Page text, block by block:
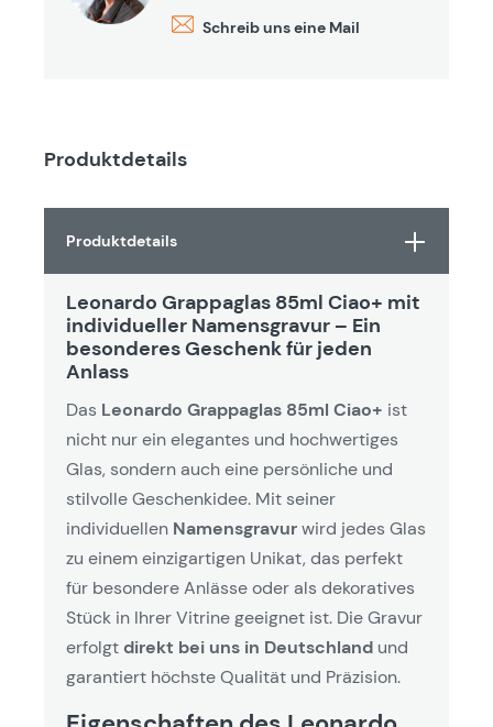
Schreib uns eine Mail
Produktdetails
Produktdetails
Leonardo Grappaglas 85ml Ciao+ mit
individueller Namensgravur – Ein
besonderes Geschenk für jeden
Anlass
Das Leonardo Grappaglas 85ml Ciao+ ist
nicht nur ein elegantes und hochwertiges
Glas, sondern auch eine persönliche und
stilvolle Geschenkidee. Mit seiner
individuellen Namensgravurwird jedes Glas
zu einem einzigartigen Unikat, das perfekt
für besondere Anlässe oder als dekoratives
Stück in Ihrer Vitrine geeignet ist. Die Gravur
erfolgtdirekt bei uns in Deutschland und
garantiert höchste Qualität und Präzision.